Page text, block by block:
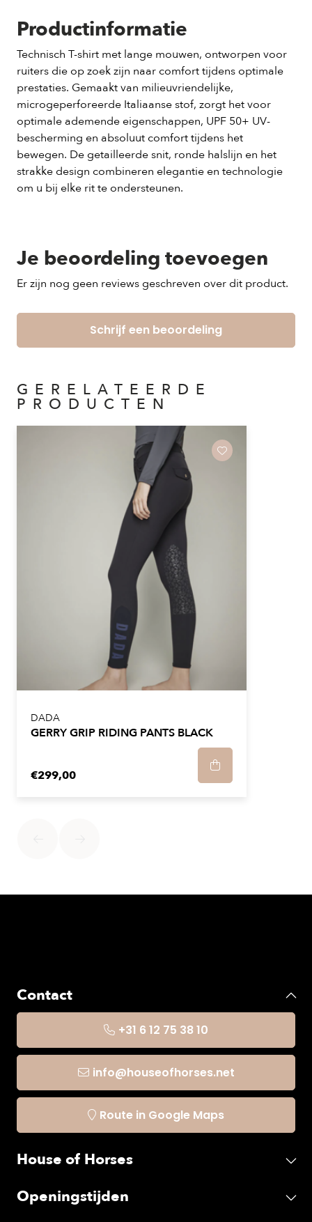
Productinformatie
Technisch T-shirt met lange mouwen, ontworpen voor
ruiters die op zoek zijn naar comfort tijdens optimale
prestaties. Gemaakt van milieuvriendelijke,
microgeperforeerde Italiaanse stof, zorgt het voor
optimale ademende eigenschappen, UPF 50+ UV-
bescherming en absoluut comfort tijdens het
bewegen. De getailleerde snit, ronde halslijn en het
strakke design combineren elegantie en technologie
om u bij elke rit te ondersteunen.
Je beoordeling toevoegen
Er zijn nog geen reviews geschreven over dit product.
Schrijf een beoordeling
GERELATEERDE
PRODUCTEN
DADA
GERRY GRIP RIDING PANTS BLACK
€299,00
Contact
+31 6 12 75 38 10
info@houseofhorses.net
Route in Google Maps
House of Horses
Openingstijden